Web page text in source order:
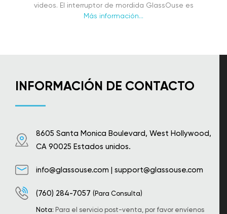
videos. El interruptor de mordida GlassOuse es
Más información...
INFORMACIÓN DE CONTACTO
8605 Santa Monica Boulevard, West Hollywood,
CA 90025 Estados unidos.
info@glassouse.com | support@glassouse.com
(760) 284-7057 (Para Consulta)
Nota: Para el servicio post-venta, por favor envíenos